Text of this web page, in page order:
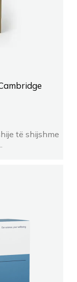
të shijshme